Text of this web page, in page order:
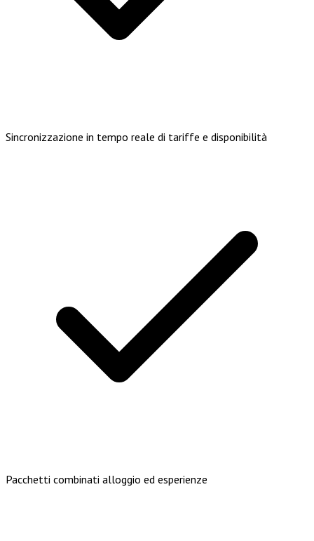
Sincronizzazione in tempo reale di tariffe e disponibilità
Pacchetti combinati alloggio ed esperienze